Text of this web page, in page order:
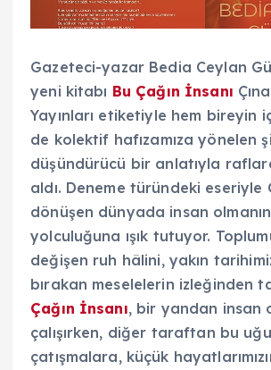
Gazeteci-yazar Bedia Ceylan
yeni kitabı Bu Çağın İnsanı
Yayınları etiketiyle hem bireyin
de kolektif hafızamıza yönelen
düşündürücü bir anlatıyla
aldı. Deneme türündeki eseriyle
dönüşen dünyada insan olmanın
yolculuğuna ışık tutuyor.
değişen ruh hâlini, yakın
bırakan meselelerin izleğinden
Çağın İnsanı, bir yandan insan
çalışırken, diğer taraftan bu
çatışmalara, küçük